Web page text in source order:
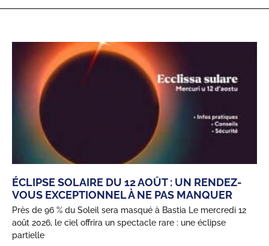
ÉCLIPSE SOLAIRE DU 12 AOÛT : UN RENDEZ-
VOUS EXCEPTIONNEL À NE PAS MANQUER
Près de 96 % du Soleil sera masqué à Bastia Le mercredi 12
août 2026, le ciel offrira un spectacle rare : une éclipse
partielle